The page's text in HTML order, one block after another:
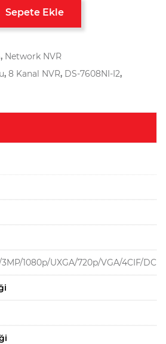
Sepete Ekle
, Network NVR
, 8 Kanal NVR, DS-7608NI-I2,
1080p/UXGA/720p/VGA/4CIF/